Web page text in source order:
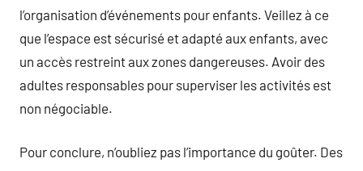
l’organisation d’événements pour enfants. Veillez à ce
que l’espace est sécurisé et adapté aux enfants, avec
un accès restreint aux zones dangereuses. Avoir des
adultes responsables pour superviser les activités est
non négociable.
Pour conclure, n’oubliez pas l’importance du goûter. Des